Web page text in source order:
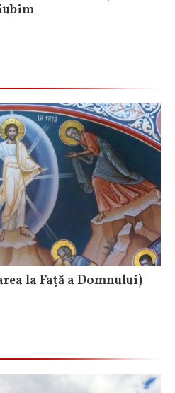
la Față a Domnului)